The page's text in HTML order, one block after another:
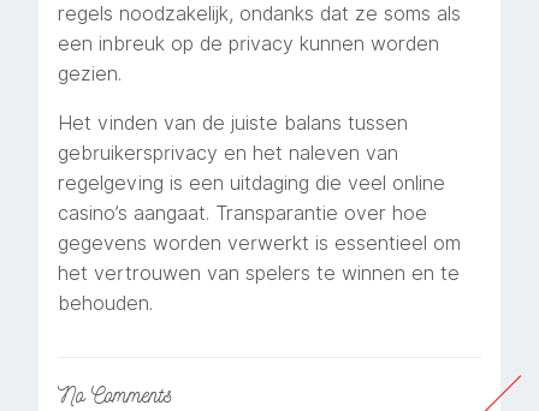
regels noodzakelijk, ondanks dat ze soms als
een inbreuk op de privacy kunnen worden
gezien.
Het vinden van de juiste balans tussen
gebruikersprivacy en het naleven van
regelgeving is een uitdaging die veel online
casino’s aangaat. Transparantie over hoe
gegevens worden verwerkt is essentieel om
het vertrouwen van spelers te winnen en te
behouden.
NoComments